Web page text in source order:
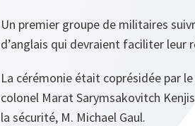
Un premier groupe de militaires
d’anglais qui devraient faciliter leur
La cérémonie était coprésidée par
colonel Marat Sarymsakovitch
la sécurité, M. Michael Gaul.